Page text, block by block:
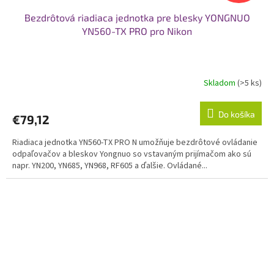
Bezdrôtová riadiaca jednotka pre blesky YONGNUO
YN560-TX PRO pro Nikon
Skladom (>5 ks)
€79,12 Do košíka
Riadiaca jednotka YN560-TX PRO N umožňuje bezdrôtové ovládanie
odpaľovačov a bleskov Yongnuo so vstavaným prijímačom ako sú
napr. YN200, YN685, YN968, RF605 a ďalšie. Ovládané...